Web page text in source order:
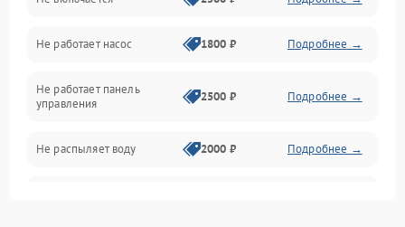
Вода
Гигиена
Программное обеспечение
Не работает насос 1800 ₽ Подробнее →
Не работает панель
управления
2500 ₽ Подробнее →
Не распыляет воду 2000 ₽ Подробнее →